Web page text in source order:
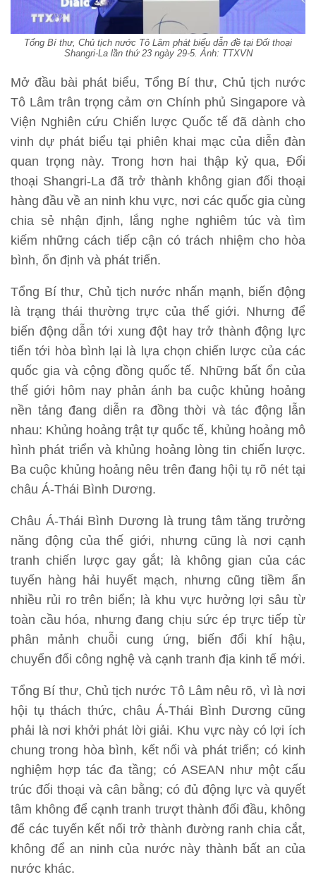
Tổng Bí thư, Chủ tịch nước Tô Lâm phát biểu dẫn đề tại Đối thoại
Shangri-La lần thứ 23 ngày 29-5. Ảnh: TTXVN
Mở đầu bài phát biểu, Tổng Bí thư, Chủ tịch nước
Tô Lâm trân trọng cảm ơn Chính phủ Singapore và
Viện Nghiên cứu Chiến lược Quốc tế đã dành cho
vinh dự phát biểu tại phiên khai mạc của diễn đàn
quan trọng này. Trong hơn hai thập kỷ qua, Đối
thoại Shangri-La đã trở thành không gian đối thoại
hàng đầu về an ninh khu vực, nơi các quốc gia cùng
chia sẻ nhận định, lắng nghe nghiêm túc và tìm
kiếm những cách tiếp cận có trách nhiệm cho hòa
bình, ổn định và phát triển.
Tổng Bí thư, Chủ tịch nước nhấn mạnh, biến động
là trạng thái thường trực của thế giới. Nhưng để
biến động dẫn tới xung đột hay trở thành động lực
tiến tới hòa bình lại là lựa chọn chiến lược của các
quốc gia và cộng đồng quốc tế. Những bất ổn của
thế giới hôm nay phản ánh ba cuộc khủng hoảng
nền tảng đang diễn ra đồng thời và tác động lẫn
nhau: Khủng hoảng trật tự quốc tế, khủng hoảng mô
hình phát triển và khủng hoảng lòng tin chiến lược.
Ba cuộc khủng hoảng nêu trên đang hội tụ rõ nét tại
châu Á-Thái Bình Dương.
Châu Á-Thái Bình Dương là trung tâm tăng trưởng
năng động của thế giới, nhưng cũng là nơi cạnh
tranh chiến lược gay gắt; là không gian của các
tuyến hàng hải huyết mạch, nhưng cũng tiềm ẩn
nhiều rủi ro trên biển; là khu vực hưởng lợi sâu từ
toàn cầu hóa, nhưng đang chịu sức ép trực tiếp từ
phân mảnh chuỗi cung ứng, biến đổi khí hậu,
chuyển đổi công nghệ và cạnh tranh địa kinh tế mới.
Tổng Bí thư, Chủ tịch nước Tô Lâm nêu rõ, vì là nơi
hội tụ thách thức, châu Á-Thái Bình Dương cũng
phải là nơi khởi phát lời giải. Khu vực này có lợi ích
chung trong hòa bình, kết nối và phát triển; có kinh
nghiệm hợp tác đa tầng; có ASEAN như một cấu
trúc đối thoại và cân bằng; có đủ động lực và quyết
tâm không để cạnh tranh trượt thành đối đầu, không
để các tuyến kết nối trở thành đường ranh chia cắt,
không để an ninh của nước này thành bất an của
nước khác.